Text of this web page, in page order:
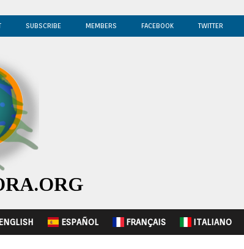
SUBSCRIBE MEMBERS FACEBOOK TWITTER
ESPAÑOL FRANÇAIS ITALIANO